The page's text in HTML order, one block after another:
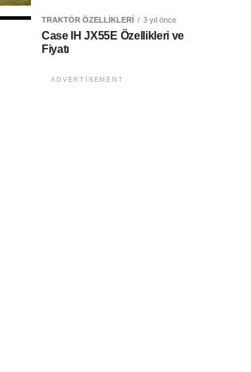
TRAKTÖR ÖZELLIKLERI 3 yıl önce
Case IH JX55E Özellikleri ve
Fiyatı
ADVERTISEMENT